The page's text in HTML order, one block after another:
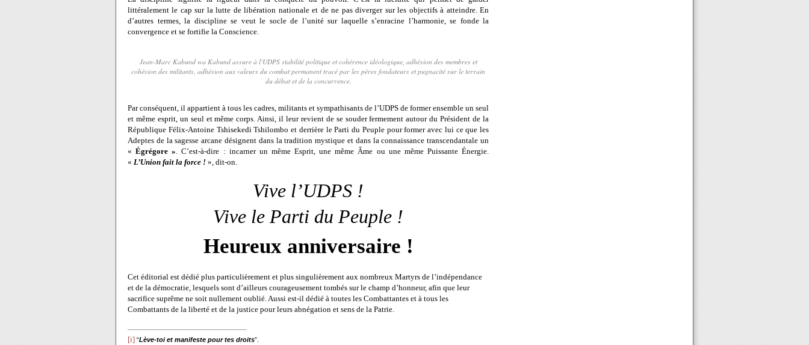
littéralement le cap sur la lutte de libération nationale et de ne pas diverger sur les objectifs à atteindre. En
d’autres termes, la discipline se veut le socle de l’unité sur laquelle s’enracine l’harmonie, se fonde la
convergence et se fortifie la Conscience.
Jean-Marc Kabund wa Kabund assure à l'UDPS stabilité politique et cohérence idéologique, adhésion des membres et
cohésion des militants, adhésion aux valeurs du combat permanent tracé par les pères fondateurs et pugnacité sur le terrain
du débat et de la concurrence.
Par conséquent, il appartient à tous les cadres, militants et sympathisants de l’UDPS de former ensemble un seul
et même esprit, un seul et même corps. Ainsi, il leur revient de se souder fermement autour du Président de la
République Félix-Antoine Tshisekedi Tshilombo et derrière le Parti du Peuple pour former avec lui ce que les
Adeptes de la sagesse arcane désignent dans la tradition mystique et dans la connaissance transcendantale un
«Égrégore ». C’est-à-dire : incarner un même Esprit, une même Âme ou une même Puissante Énergie.
« L’Union fait la force ! », dit-on.
Vive l’UDPS !
Vive le Parti du Peuple !
Heureux anniversaire !
Cet éditorial est dédié plus particulièrement et plus singulièrement aux nombreux Martyrs de l’indépendance
et de la démocratie, lesquels sont d’ailleurs courageusement tombés sur le champ d’honneur, afin que leur
sacrifice suprême ne soit nullement oublié. Aussi est-il dédié à toutes les Combattantes et à tous les
Combattants de la liberté et de la justice pour leurs abnégation et sens de la Patrie.
[i] “Lève-toi et manifeste pour tes droits”.